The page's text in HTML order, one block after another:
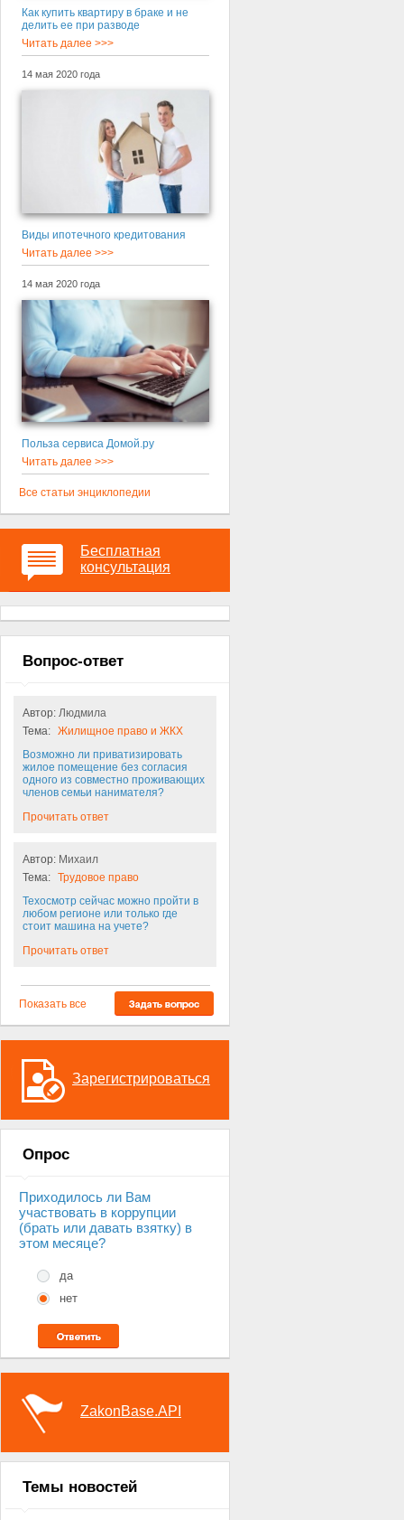
Как купить квартиру в браке и не
делить ее при разводе
Читать далее >>>
14 мая 2020 года
Виды ипотечного кредитования
Читать далее >>>
14 мая 2020 года
Польза сервиса Домой.ру
Читать далее >>>
Все статьи энциклопедии
Бесплатная
консультация
Вопрос-ответ
Автор: Людмила
Тема: Жилищное право и ЖКХ
Возможно ли приватизировать
жилое помещение без согласия
одного из совместно проживающих
членов семьи нанимателя?
Прочитать ответ
Автор: Михаил
Тема: Трудовое право
Техосмотр сейчас можно пройти в
любом регионе или только где
стоит машина на учете?
Прочитать ответ
Показать все
Зарегистрироваться
Опрос
Приходилось ли Вам
участвовать в коррупции
(брать или давать взятку) в
этом месяце?
да
нет
ZakonBase.API
Темы новостей